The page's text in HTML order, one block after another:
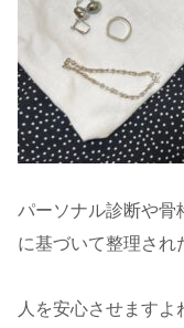
パーソナル診断や骨
に基づいて整理され
人を安心させます